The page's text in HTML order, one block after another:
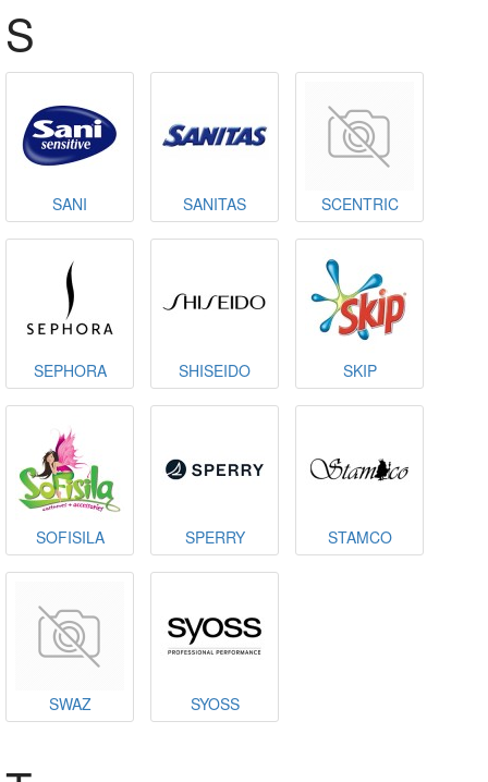
S
SANI SANITAS SCENTRIC
SEPHORA SHISEIDO SKIP
SOFISILA SPERRY STAMCO
SWAZ SYOSS